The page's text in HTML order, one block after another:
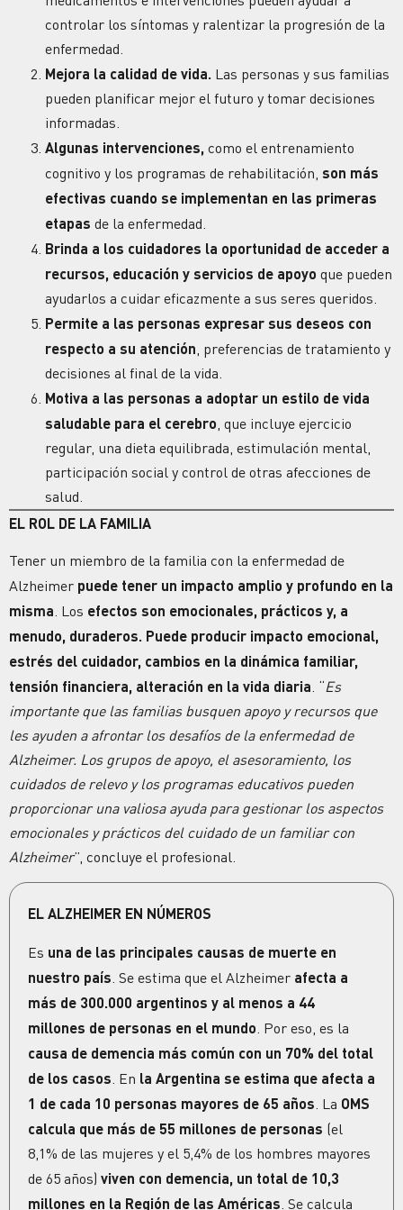
controlar los síntomas y ralentizar la progresión de la
enfermedad.
Mejora la calidad de vida. Las personas y sus familias
pueden planificar mejor el futuro y tomar decisiones
informadas.
Algunas intervenciones, como el entrenamiento
cognitivo y los programas de rehabilitación, son más
efectivas cuando se implementan en las primeras
etapas de la enfermedad.
Brinda a los cuidadores la oportunidad de acceder a
recursos, educación y servicios de apoyo que pueden
ayudarlos a cuidar eficazmente a sus seres queridos.
Permite a las personas expresar sus deseos con
respecto a su atención , preferencias de tratamiento y
decisiones al final de la vida.
Motiva a las personas a adoptar un estilo de vida
saludable para el cerebro , que incluye ejercicio
regular, una dieta equilibrada, estimulación mental,
participación social y control de otras afecciones de
salud.
EL ROL DE LA FAMILIA
Tener un miembro de la familia con la enfermedad de
Alzheimer puede tener un impacto amplio y profundo en la
misma . Los efectos son emocionales, prácticos y, a
menudo, duraderos. Puede producir impacto emocional,
estrés del cuidador, cambios en la dinámica familiar,
tensión financiera, alteración en la vida diaria . “Es
importante que las familias busquen apoyo y recursos que
les ayuden a afrontar los desafíos de la enfermedad de
Alzheimer. Los grupos de apoyo, el asesoramiento, los
cuidados de relevo y los programas educativos pueden
proporcionar una valiosa ayuda para gestionar los aspectos
emocionales y prácticos del cuidado de un familiar con
Alzheimer”, concluye el profesional.
EL ALZHEIMER EN NÚMEROS
Es una de las principales causas de muerte en
nuestro país . Se estima que el Alzheimer afecta a
más de 300.000 argentinos y al menos a 44
millones de personas en el mundo . Por eso, es la
causa de demencia más común con un 70% del total
de los casos . En la Argentina se estima que afecta a
1 de cada 10 personas mayores de 65 años . La OMS
calcula que más de 55 millones de personas (el
8,1% de las mujeres y el 5,4% de los hombres mayores
de 65 años) viven con demencia, un total de 10,3
millones en la Región de las Américas . Se calcula